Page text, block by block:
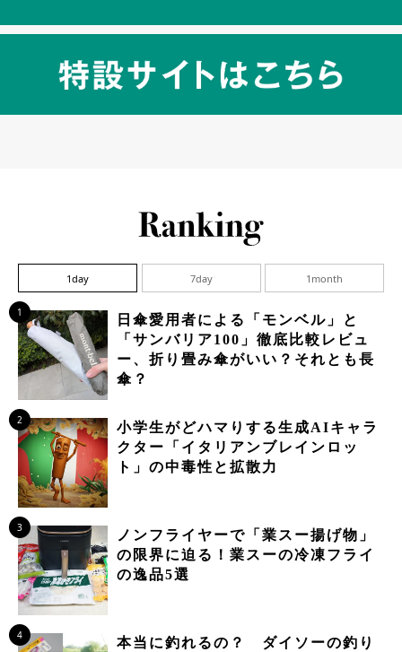
1day 7day 1month
1
日傘愛用者による「モンベル」と
「サンバリア100」徹底比較レビュ
ー、折り畳み傘がいい？それとも長
傘？
2
小学生がどハマりする生成AIキャラ
クター「イタリアンブレインロッ
ト」の中毒性と拡散力
3
ノンフライヤーで「業スー揚げ物」
の限界に迫る！業スーの冷凍フライ
の逸品5選
4
本当に釣れるの？ ダイソーの釣り